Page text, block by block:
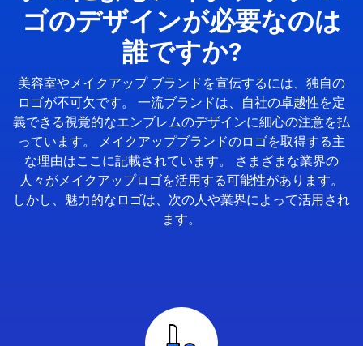
ゴのデザインが必要なのは
誰ですか?
美容室やメイクアップ ブランドを宣伝するには、独自の
ロゴが不可欠です。 一流ブランドは、自社の卓越性を定
義できる視覚的なエンブレムのデザインに細心の注意を払
っています。 メイクアップブランドのロゴを取得する主
な理由はここに記載されています。 さまざまな業界の
人々がメイクアップロゴを活用する可能性があります。
しかし、魅力的なロゴは、次の人や業界によって活用され
ます。